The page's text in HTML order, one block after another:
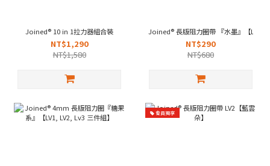
Joined® 10 in 1拉力器組合裝
NT$1,290
NT$1,580
Joined® 長版阻力圈帶 『水墨』【LV2】
NT$290
NT$680
會員獨享